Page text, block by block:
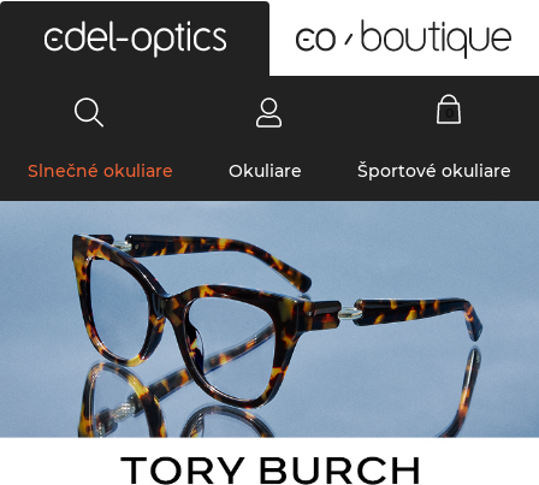
Slnečné okuliare Okuliare Športové okuliare